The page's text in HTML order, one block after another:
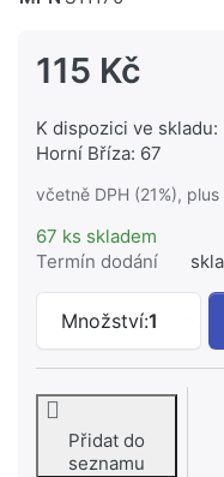
115 Kč
K dispozici ve skladu:
Horní Bříza: 67
včetně DPH (21%), plus
67 ks skladem
Termín dodání
Množství:1
Přidat do
seznamu